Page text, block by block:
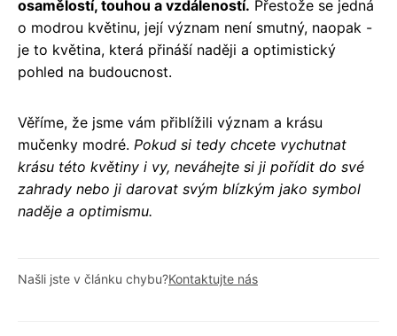
osamělostí, touhou a vzdáleností. Přestože se jedná
o modrou květinu, její význam není smutný, naopak -
je to květina, která přináší naději a optimistický
pohled na budoucnost.
Věříme, že jsme vám přiblížili význam a krásu
mučenky modré. Pokud si tedy chcete vychutnat
krásu této květiny i vy, neváhejte si ji pořídit do své
zahrady nebo ji darovat svým blízkým jako symbol
naděje a optimismu.
Našli jste v článku chybu?Kontaktujte nás